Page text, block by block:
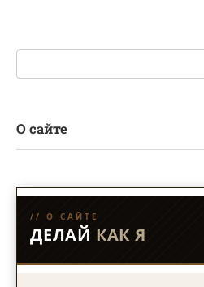
Поиск:
О сайте
// О САЙТЕ
ДЕЛАЙ КАК Я